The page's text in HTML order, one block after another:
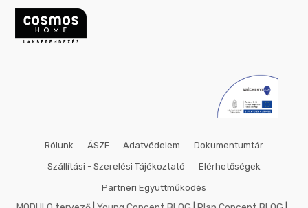
Rólunk ÁSZF Adatvédelem Dokumentumtár
Szállítási - Szerelési Tájékoztató Elérhetőségek
Partneri Együttműködés